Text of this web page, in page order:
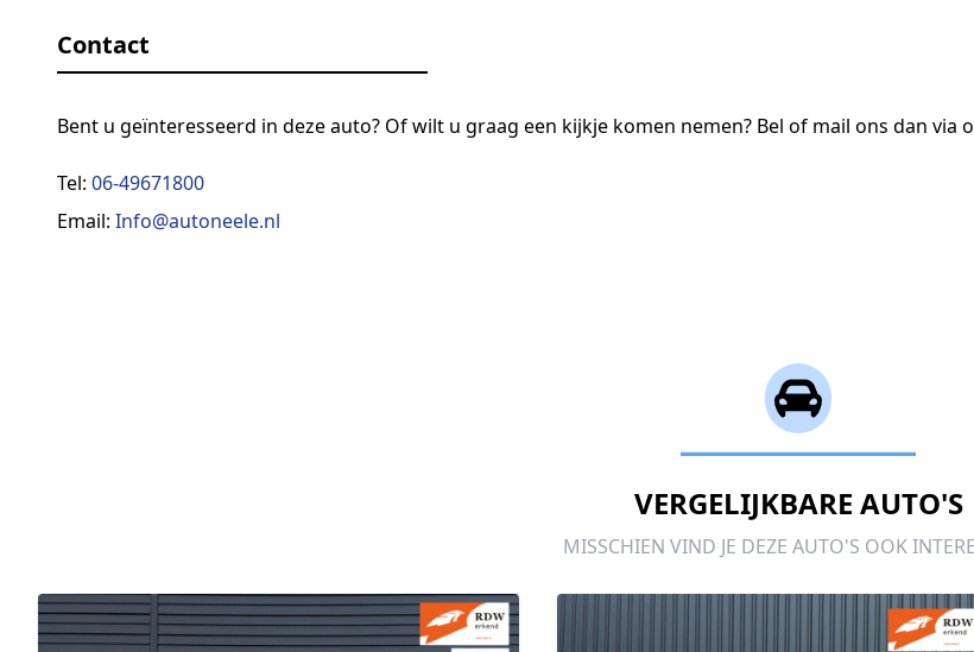
Contact
Bent u geïnteresseerd in deze auto? Of wilt u graag een kijkje komen nemen? Bel of mail ons dan via
Tel: 06-49671800
Email: Info@autoneele.nl
VERGELIJKBARE AUTO'S
MISSCHIEN VIND JE DEZE AUTO'S OOK